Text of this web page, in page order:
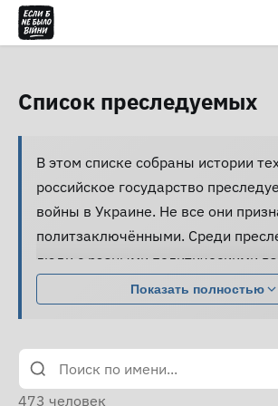
Список преследуемых
В этом списке собраны истории
российское государство
войны в Украине. Не все они
политзаключёнными. Среди
люди с разными политическими
совершившие разные поступки.
жестокому обращению и пыткам,
к признанию вины и не получают
юридической помощи, а
Показать полностью
473 человек